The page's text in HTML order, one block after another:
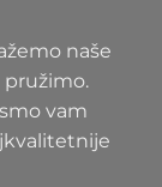
naše
pružimo.
vam